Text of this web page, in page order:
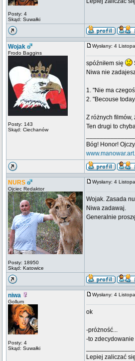
Posty: 4
Skąd: Suwałki
Wojak
Frodo Baggins
Posty: 143
Skąd: Ciechanów
Wysłany: 4
spóźniłem się
Niwa nie
1. "Nie ma
2. "Becouse
Z różnych filmów,
Ten drugi to
Bóg! Honor!
NURS
Ojciec Redaktor
Posty: 18950
Skąd: Katowice
Wysłany: 4
Wojak. Zasada
Niwa zadawaj.
Generalnie
niwa
Gollum
Posty: 4
Skąd: Suwałki
Wysłany: 4
ok
-próżność...
-to
Lepiej zaliczać